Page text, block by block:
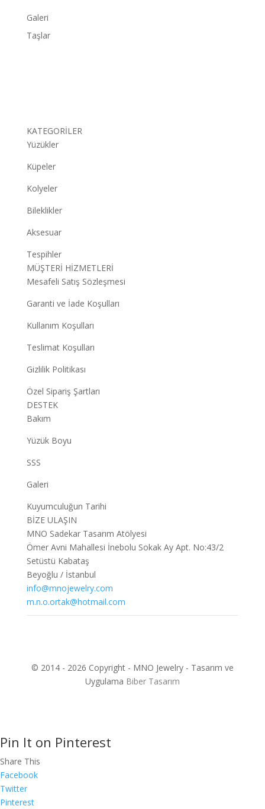
Galeri
Taşlar
KATEGORİLER
Yüzükler
Küpeler
Kolyeler
Bileklikler
Aksesuar
Tespihler
MÜŞTERİ HİZMETLERİ
Mesafeli Satış Sözleşmesi
Garanti ve İade Koşulları
Kullanım Koşulları
Teslimat Koşulları
Gizlilik Politikası
Özel Sipariş Şartları
DESTEK
Bakım
Yüzük Boyu
SSS
Galeri
Kuyumculuğun Tarihi
BİZE ULAŞIN
MNO Sadekar Tasarım Atölyesi
Ömer Avni Mahallesi İnebolu Sokak Ay Apt. No:43/2
Setüstü Kabataş
Beyoğlu / İstanbul
info@mnojewelry.com
m.n.o.ortak@hotmail.com
© 2014 - 2026 Copyright - MNO Jewelry - Tasarım ve
Uygulama Biber Tasarım
Pin It on Pinterest
Share This
Facebook
Twitter
Pinterest